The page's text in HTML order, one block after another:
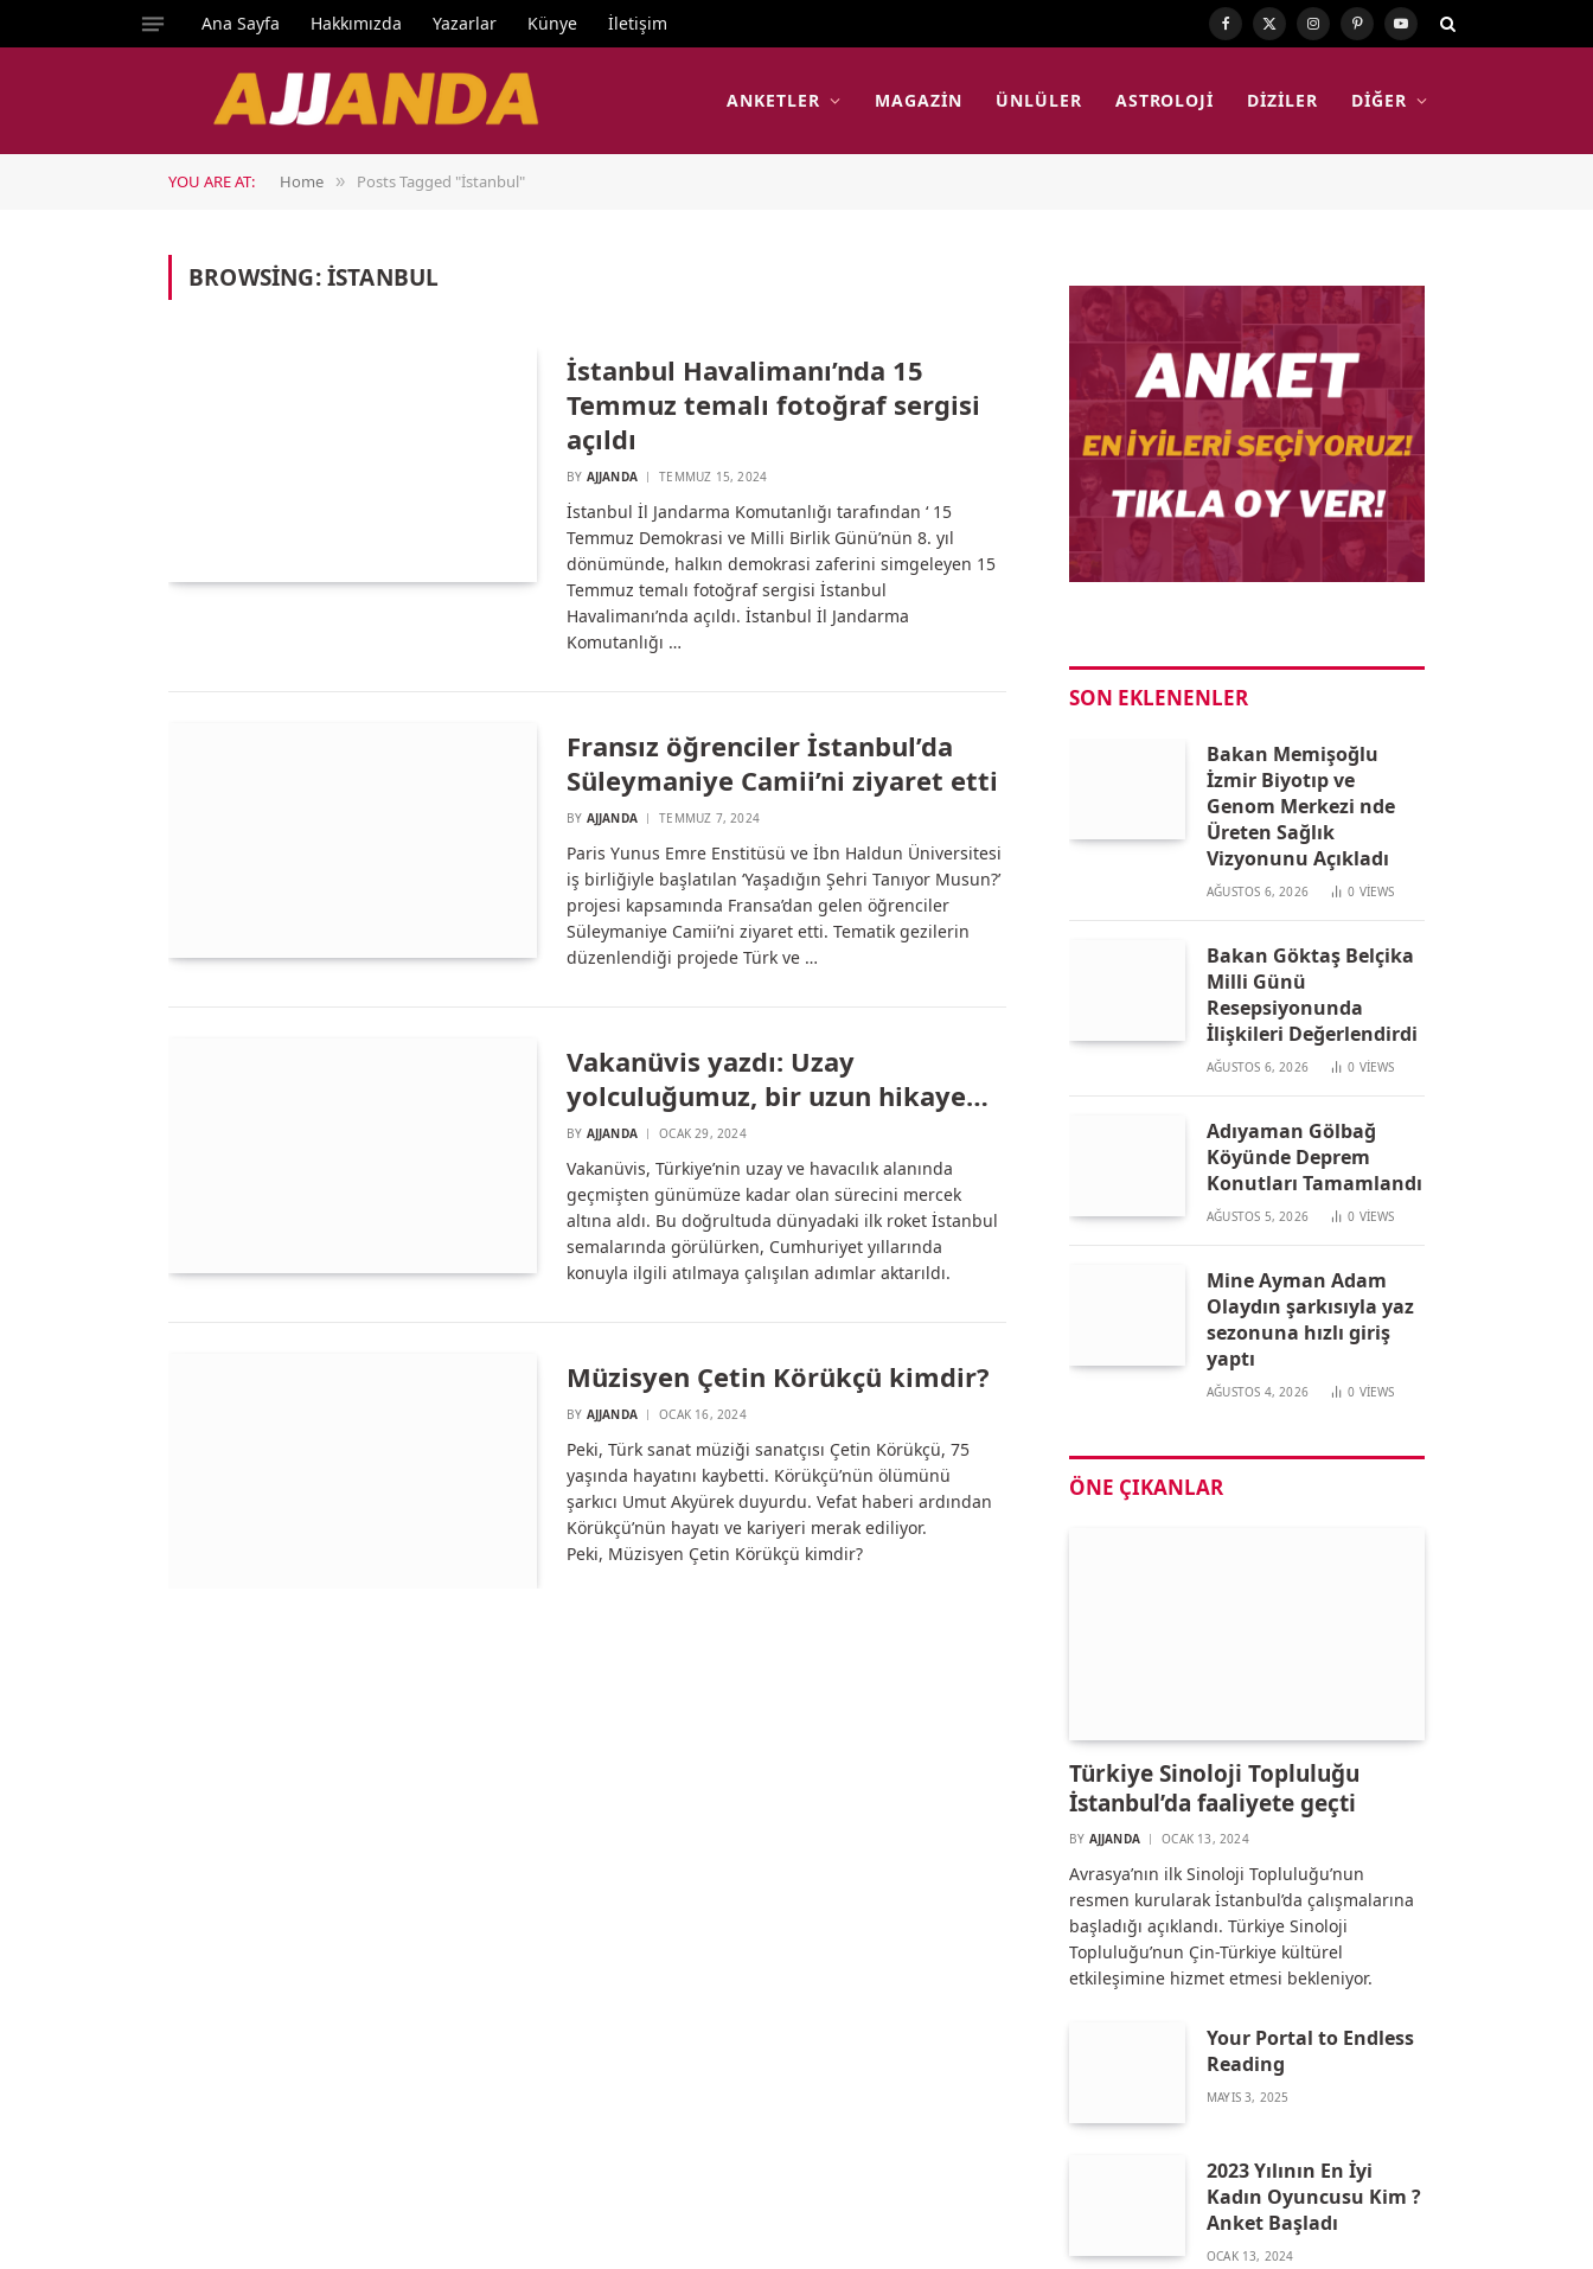
Ana Sayfa Hakkımızda Yazarlar Künye İletişim Facebook
X
Instagram
PinterestYouTube
ANKETLER MAGAZIN ÜNLÜLER ASTROLOJI DIZILER DIĞER
YOU ARE AT: Home » Posts Tagged "İstanbul"
BROWSING:İSTANBUL
İstanbul Havalimanı’nda 15
Temmuz temalı fotoğraf sergisi
açıldı
BY AJJANDA TEMMUZ 15, 2024
İstanbul İl Jandarma Komutanlığı tarafından ‘ 15
Temmuz Demokrasi ve Milli Birlik Günü’nün 8. yıl
dönümünde, halkın demokrasi zaferini simgeleyen 15
Temmuz temalı fotoğraf sergisi İstanbul
Havalimanı’nda açıldı. İstanbul İl Jandarma
Komutanlığı …
Fransız öğrenciler İstanbul’da
Süleymaniye Camii’ni ziyaret etti
BY AJJANDA TEMMUZ 7, 2024
Paris Yunus Emre Enstitüsü ve İbn Haldun Üniversitesi
iş birliğiyle başlatılan ‘Yaşadığın Şehri Tanıyor Musun?’
projesi kapsamında Fransa’dan gelen öğrenciler
Süleymaniye Camii’ni ziyaret etti. Tematik gezilerin
düzenlendiği projede Türk ve …
Vakanüvis yazdı: Uzay
yolculuğumuz, bir uzun hikaye…
BY AJJANDA OCAK 29, 2024
Vakanüvis, Türkiye’nin uzay ve havacılık alanında
geçmişten günümüze kadar olan sürecini mercek
altına aldı. Bu doğrultuda dünyadaki ilk roket İstanbul
semalarında görülürken, Cumhuriyet yıllarında
konuyla ilgili atılmaya çalışılan adımlar aktarıldı.
Müzisyen Çetin Körükçü kimdir?
BY AJJANDA OCAK 16, 2024
Peki, Türk sanat müziği sanatçısı Çetin Körükçü, 75
yaşında hayatını kaybetti. Körükçü’nün ölümünü
şarkıcı Umut Akyürek duyurdu. Vefat haberi ardından
Körükçü’nün hayatı ve kariyeri merak ediliyor.
Peki, Müzisyen Çetin Körükçü kimdir?
SON EKLENENLER
Bakan Memişoğlu
İzmir Biyotıp ve
Genom Merkezi nde
Üreten Sağlık
Vizyonunu Açıkladı
AĞUSTOS 6, 2026 0 VIEWS
Bakan Göktaş Belçika
Milli Günü
Resepsiyonunda
İlişkileri Değerlendirdi
AĞUSTOS 6, 2026 0 VIEWS
Adıyaman Gölbağ
Köyünde Deprem
Konutları Tamamlandı
AĞUSTOS 5, 2026 0 VIEWS
Mine Ayman Adam
Olaydın şarkısıyla yaz
sezonuna hızlı giriş
yaptı
AĞUSTOS 4, 2026 0 VIEWS
ÖNE ÇIKANLAR
Türkiye Sinoloji Topluluğu
İstanbul’da faaliyete geçti
BY AJJANDA OCAK 13, 2024
Avrasya’nın ilk Sinoloji Topluluğu’nun
resmen kurularak İstanbul’da çalışmalarına
başladığı açıklandı. Türkiye Sinoloji
Topluluğu’nun Çin-Türkiye kültürel
etkileşimine hizmet etmesi bekleniyor.
Your Portal to Endless
Reading
MAYIS 3, 2025
2023 Yılının En İyi
Kadın Oyuncusu Kim ?
Anket Başladı
OCAK 13, 2024